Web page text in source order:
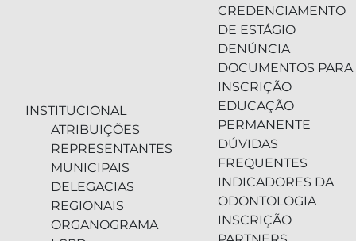
INSTITUCIONAL
ATRIBUIÇÕES
REPRESENTANTES
MUNICIPAIS
DELEGACIAS
REGIONAIS
ORGANOGRAMA
CREDENCIAMENTO
DE ESTÁGIO
DENÚNCIA
DOCUMENTOS PARA
INSCRIÇÃO
EDUCAÇÃO
PERMANENTE
DÚVIDAS
FREQUENTES
INDICADORES DA
ODONTOLOGIA
INSCRIÇÃO